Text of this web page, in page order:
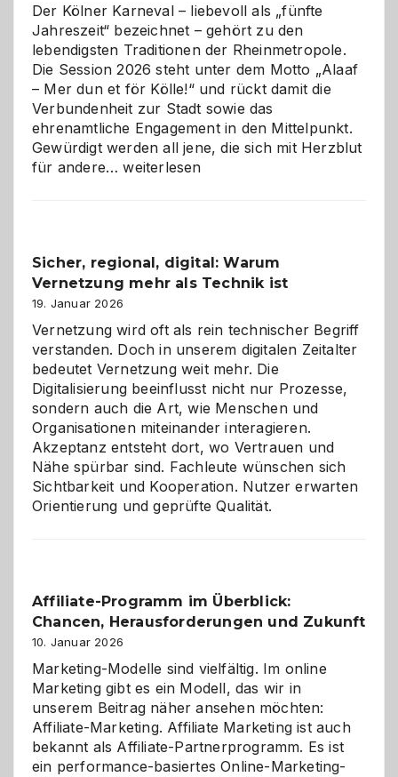
Der Kölner Karneval – liebevoll als „fünfte
Jahreszeit“ bezeichnet – gehört zu den
lebendigsten Traditionen der Rheinmetropole.
Die Session 2026 steht unter dem Motto „Alaaf
– Mer dun et för Kölle!“ und rückt damit die
Verbundenheit zur Stadt sowie das
ehrenamtliche Engagement in den Mittelpunkt.
Gewürdigt werden all jene, die sich mit Herzblut
für andere…Kölner
ein
dreifaches
Alaaf!
weiterlesen
Sicher, regional, digital: Warum
Vernetzung mehr als Technik ist
19. Januar 2026
Vernetzung wird oft als rein technischer Begriff
verstanden. Doch in unserem digitalen Zeitalter
bedeutet Vernetzung weit mehr. Die
Digitalisierung beeinflusst nicht nur Prozesse,
sondern auch die Art, wie Menschen und
Organisationen miteinander interagieren.
Akzeptanz entsteht dort, wo Vertrauen und
Nähe spürbar sind. Fachleute wünschen sich
Sichtbarkeit und Kooperation. Nutzer erwarten
Orientierung und geprüfte Qualität.
Affiliate-Programm im Überblick:
Chancen, Herausforderungen und Zukunft
10. Januar 2026
Marketing-Modelle sind vielfältig. Im online
Marketing gibt es ein Modell, das wir in
unserem Beitrag näher ansehen möchten:
Affiliate-Marketing. Affiliate Marketing ist auch
bekannt als Affiliate-Partnerprogramm. Es ist
ein performance-basiertes Online-Marketing-